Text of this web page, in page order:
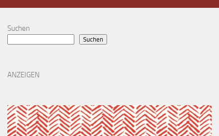
Suchen
Suchen
ANZEIGEN